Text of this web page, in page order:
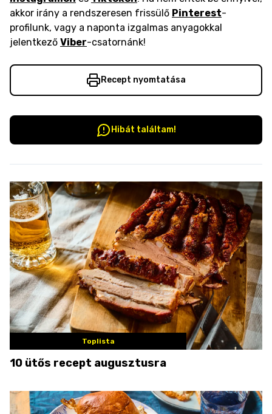
akkor irány a rendszeresen frissülő Pinterest-
profilunk, vagy a naponta izgalmas anyagokkal
jelentkező Viber-csatornánk!
Recept nyomtatása
Hibát találtam!
Toplista
10 ütős recept augusztusra